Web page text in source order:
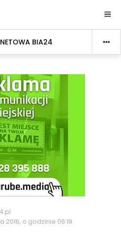
BIA24
2016, o godzinie 06:19